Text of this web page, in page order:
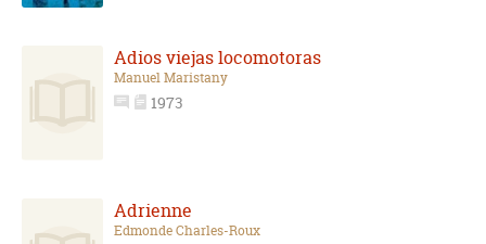
Adios viejas locomotoras
Manuel Maristany
1973
Adrienne
Edmonde Charles-Roux